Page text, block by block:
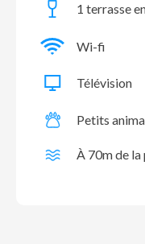
1 terrasse
Wi-fi
Télévision
Petits
À 70m de la